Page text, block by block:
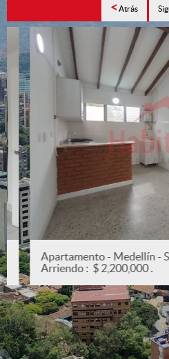
< Atrás
Apartamento - Medellín - San
Arriendo : $ 2,200,000 .